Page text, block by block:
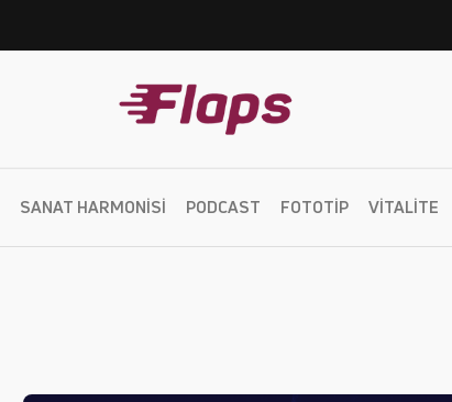
SANAT HARMONISI PODCAST FOTOTIP VITALITE